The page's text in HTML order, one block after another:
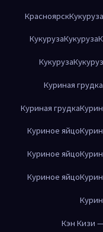
КрасноярскКукуруза
КукурузаКукуруза
Кукуруза
Куриная грудка
Куриная грудка
Куриное яйцо
Куриное яйцо
Куриное яйцо
Кэн Кизи